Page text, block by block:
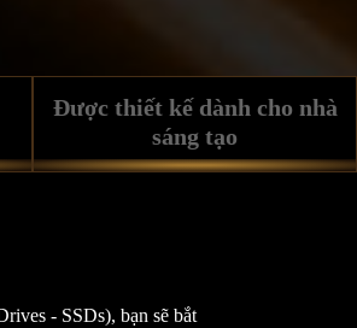
Được thiết kế dành cho nhà
sáng tạo
- SSDs), bạn sẽ bắt